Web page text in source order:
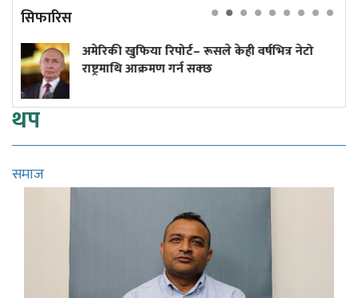
सिफारिस
नेटो अनलाइन होइन, जताततै लाइन!
थप
समाज